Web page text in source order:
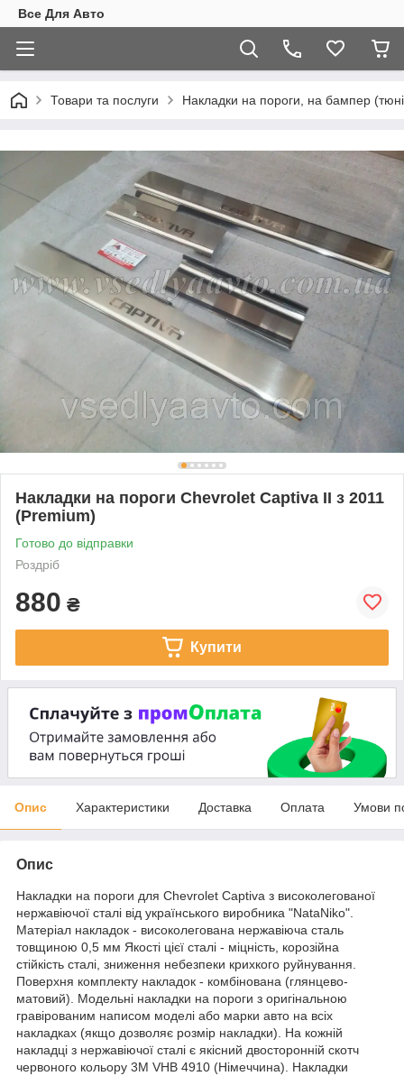
Все Для Авто
Товари та послуги Накладки на пороги, на бампер
Накладки на пороги Chevrolet Captiva II з 2011
(Premium)
Готово до відправки
Роздріб
880 ₴
Купити
Опис Характеристики Доставка Оплата Умови
Опис
Накладки на пороги для Chevrolet Captiva з високолегованої
нержавіючої сталі від українського виробника "NataNiko".
Матеріал накладок - високолегована нержавіюча сталь
товщиною 0,5 мм Якості цієї сталі - міцність, корозійна
стійкість сталі, зниження небезпеки крихкого руйнування.
Поверхня комплекту накладок - комбінована (глянцево-
матовий). Модельні накладки на пороги з оригінальною
гравірованим написом моделі або марки авто на всіх
накладках (якщо дозволяє розмір накладки). На кожній
накладці з нержавіючої сталі є якісний двосторонній скотч
червоного кольору 3M VHB 4910 (Німеччина). Накладки